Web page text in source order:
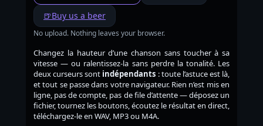
🍺Buy us a beer
No upload. Nothing leaves your browser.
Changez la hauteur d’une chanson sans toucher à sa
vitesse — ou ralentissez-la sans perdre la tonalité. Les
deux curseurs sont indépendants : toute l’astuce est là,
et tout se passe dans votre navigateur. Rien n’est mis en
ligne, pas de compte, pas de file d’attente — déposez un
fichier, tournez les boutons, écoutez le résultat en direct,
téléchargez-le en WAV, MP3 ou M4A.